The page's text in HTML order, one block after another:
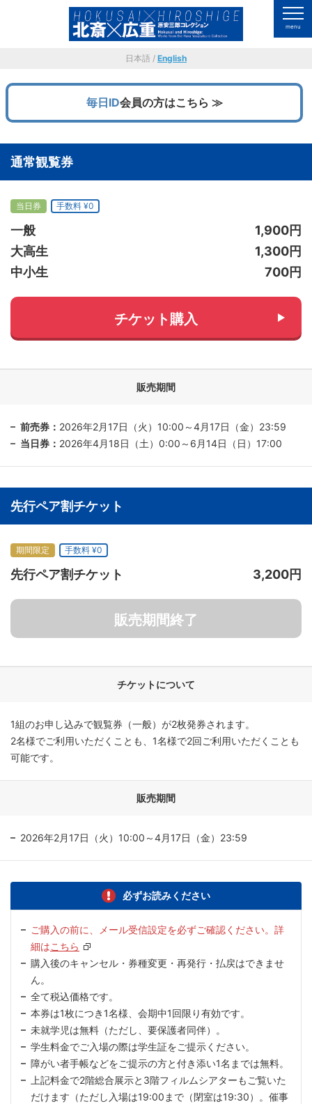
日本語 / English
毎日ID会員の方はこちら ≫
通常観覧券
当日券 手数料 ¥0
一般
1,900円
大高生
1,300円
中小生
700円
チケット購入
販売期間
前売券： 2026年2月17日（火）10:00～4月17日（金）23:59
当日券： 2026年4月18日（土）0:00～6月14日（日）17:00
先行ペア割チケット
期間限定 手数料 ¥0
先行ペア割チケット 3,200円
販売期間終了
チケットについて
1組のお申し込みで観覧券（一般）が2枚発券されます。
2名様でご利用いただくことも、1名様で2回ご利用いただくことも
可能です。
販売期間
2026年2月17日（火）10:00～4月17日（金）23:59
必ずお読みください
ご購入の前に、メール受信設定を必ずご確認ください。詳
細はこちら
購入後のキャンセル・券種変更・再発行・払戻はできませ
ん。
全て税込価格です。
本券は1枚につき1名様、会期中1回限り有効です。
未就学児は無料（ただし、要保護者同伴）。
学生料金でご入場の際は学生証をご提示ください。
障がい者手帳などをご提示の方と付き添い1名までは無料。
上記料金で2階総合展示と3階フィルムシアターもご覧いた
だけます（ただし入場は19:00まで（閉室は19:30）。催事